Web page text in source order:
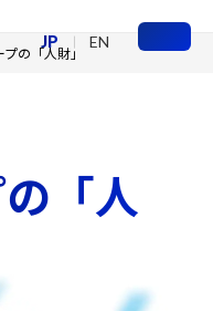
JP EN
の「人財」
「人